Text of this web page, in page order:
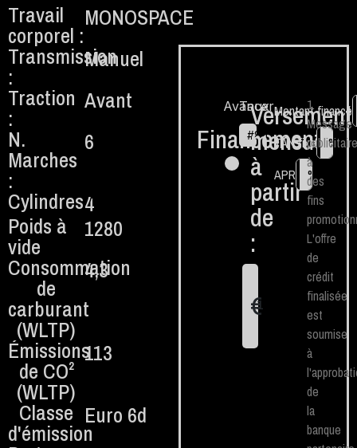
Travail
corporel :
MONOSPACE
Transmission
:
Manuel
Traction
:
Avant
N.
Marches
:
6
Cylindres4
Poids à
vide
1280
Consommation
de
carburant
(WLTP)
4,3
Émissions
de CO²
(WLTP)
113
Classe
d'émission
Euro 6d
Financement
Avancer
€
Taux
#84
Versement
mensuel
à
partir
de
:
€
1
Montant financé
TAN fixe
%
APR
%
1.
Message
publicitaire
à
des
fins
L'offre
de
crédit
finalisée
est
soumise
à
de
la
banque